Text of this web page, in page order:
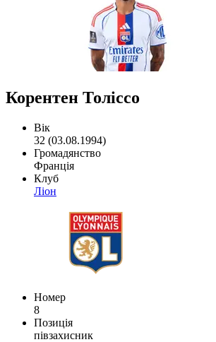
Корентен Толіссо
Вік
32 (03.08.1994)
Громадянство
Франція
Клуб
Ліон
Номер
8
Позиція
півзахисник